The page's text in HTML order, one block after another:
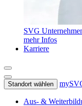
SVG
mehr Infos
Karriere
Standort wählen
Aus- &